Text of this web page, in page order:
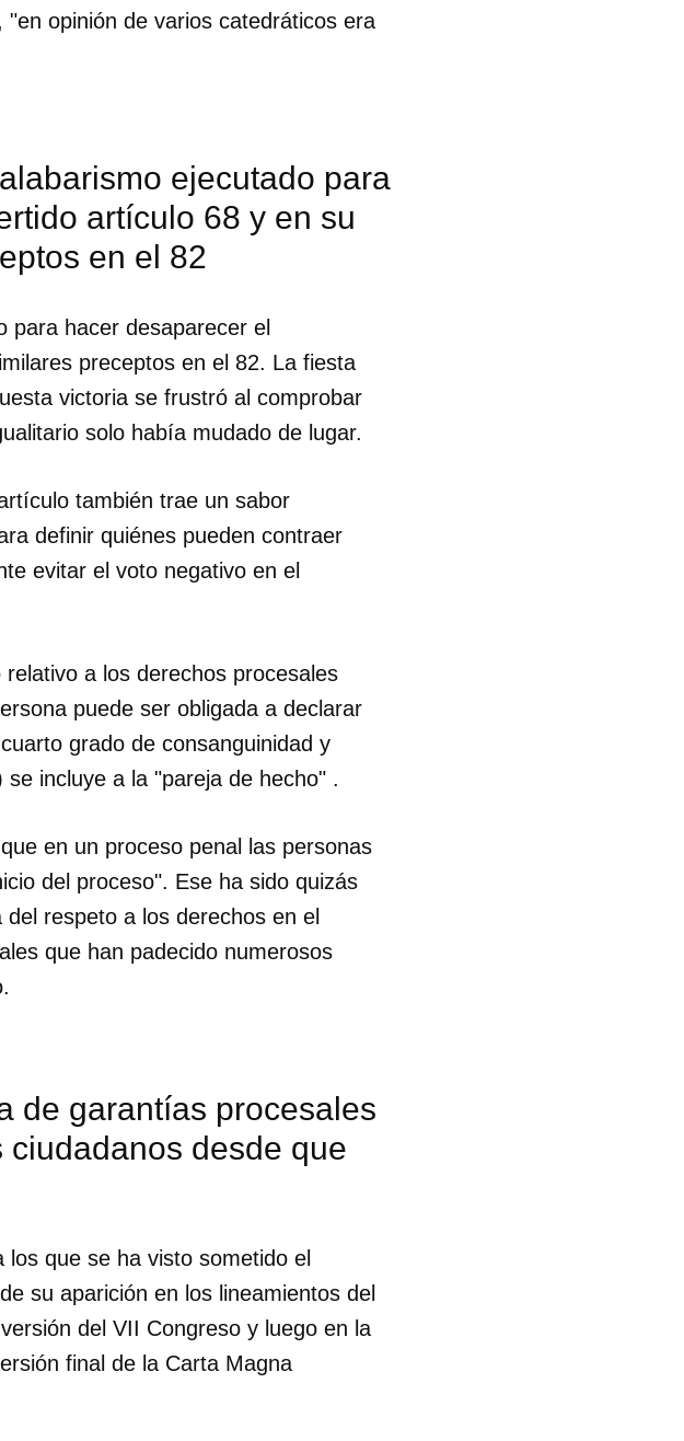
de iniciar sesión con tu
CANCELAR
opinión de varios catedráticos era
ejecutado para
artículo 68 y en su
en el 82
para hacer desaparecer el
preceptos en el 82. La fiesta
victoria se frustró al comprobar
solo había mudado de lugar.
también trae un sabor
definir quiénes pueden contraer
evitar el voto negativo en el
a los derechos procesales
puede ser obligada a declarar
grado de consanguinidad y
incluye a la "pareja de hecho" .
en un proceso penal las personas
del proceso". Ese ha sido quizás
respeto a los derechos en el
que han padecido numerosos
de garantías procesales
desde que
que se ha visto sometido el
su aparición en los lineamientos del
del VII Congreso y luego en la
final de la Carta Magna